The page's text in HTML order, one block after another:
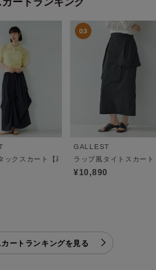
ックスカート【再入荷／ウォッシャブル】
GALLEST
ラップ風タイトスカート
¥10,890
ートランキングを見る